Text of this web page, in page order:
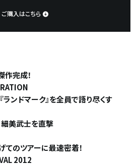
ご購入はこちら
作完成！
ランドマーク』を全員で語り尽くす
美武士を直撃
てのツアーに最速密着！
2012